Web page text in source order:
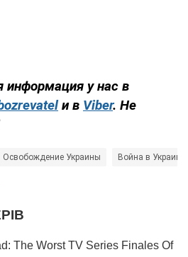
информация у нас в
и в Viber. Не
Освобождение Украины Война в Украине